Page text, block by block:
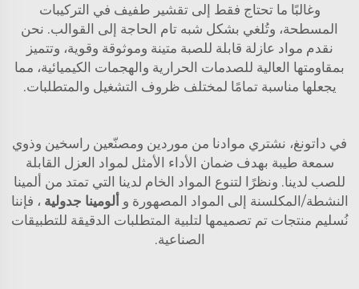
وغالبًا ما تحتاج فقط إلى تقشير طفيف في التركيبات
المسطحة، وتُلغي بشكل شبه تام الحاجة إلى القوالب. نحن
نقدم مواد عازلة قابلة للصبة متينة وموثوقة وقوية، وتتميز
بمقاومتها العالية للصدمات الحرارية والهجمات الكيميائية، مما
يجعلها مناسبة تمامًا لمختلف ظروف التشغيل والمتطلبات.
في داتونغ، نشتري موادنا من موردين ومصنّعين راسخين وذوي
سمعة طيبة بهدف ضمان الأداء الأمثل لمواد العزل القابلة
للصب لدينا. ونظرًا لتنوع المواد الخام لدينا التي تمتد من ألمينا
النشطة/المكلسنة إلى المواد المصهورة و ألومينا جدولية ، فإننا
نُسليم منتجات تم تصميمها لتلبية المتطلبات الدقيقة للتطبيقات
الصناعية.